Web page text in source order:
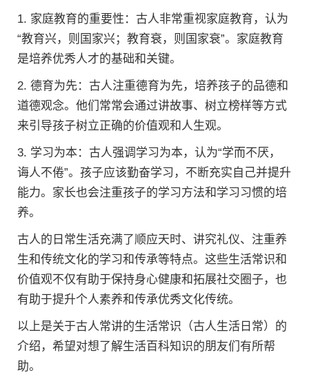
1. 家庭教育的重要性：古人非常重视家庭教育，认为
“教育兴，则国家兴；教育衰，则国家衰”。家庭教育
是培养优秀人才的基础和关键。
2. 德育为先：古人注重德育为先，培养孩子的品德和
道德观念。他们常常会通过讲故事、树立榜样等方式
来引导孩子树立正确的价值观和人生观。
3. 学习为本：古人强调学习为本，认为“学而不厌，
诲人不倦”。孩子应该勤奋学习，不断充实自己并提升
能力。家长也会注重孩子的学习方法和学习习惯的培
养。
古人的日常生活充满了顺应天时、讲究礼仪、注重养
生和传统文化的学习和传承等特点。这些生活常识和
价值观不仅有助于保持身心健康和拓展社交圈子，也
有助于提升个人素养和传承优秀文化传统。
以上是关于古人常讲的生活常识（古人生活日常）的
介绍，希望对想了解生活百科知识的朋友们有所帮
助。